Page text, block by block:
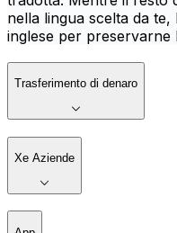
nella lingua scelta da
inglese per
Trasferimento di denaro
Xe Aziende